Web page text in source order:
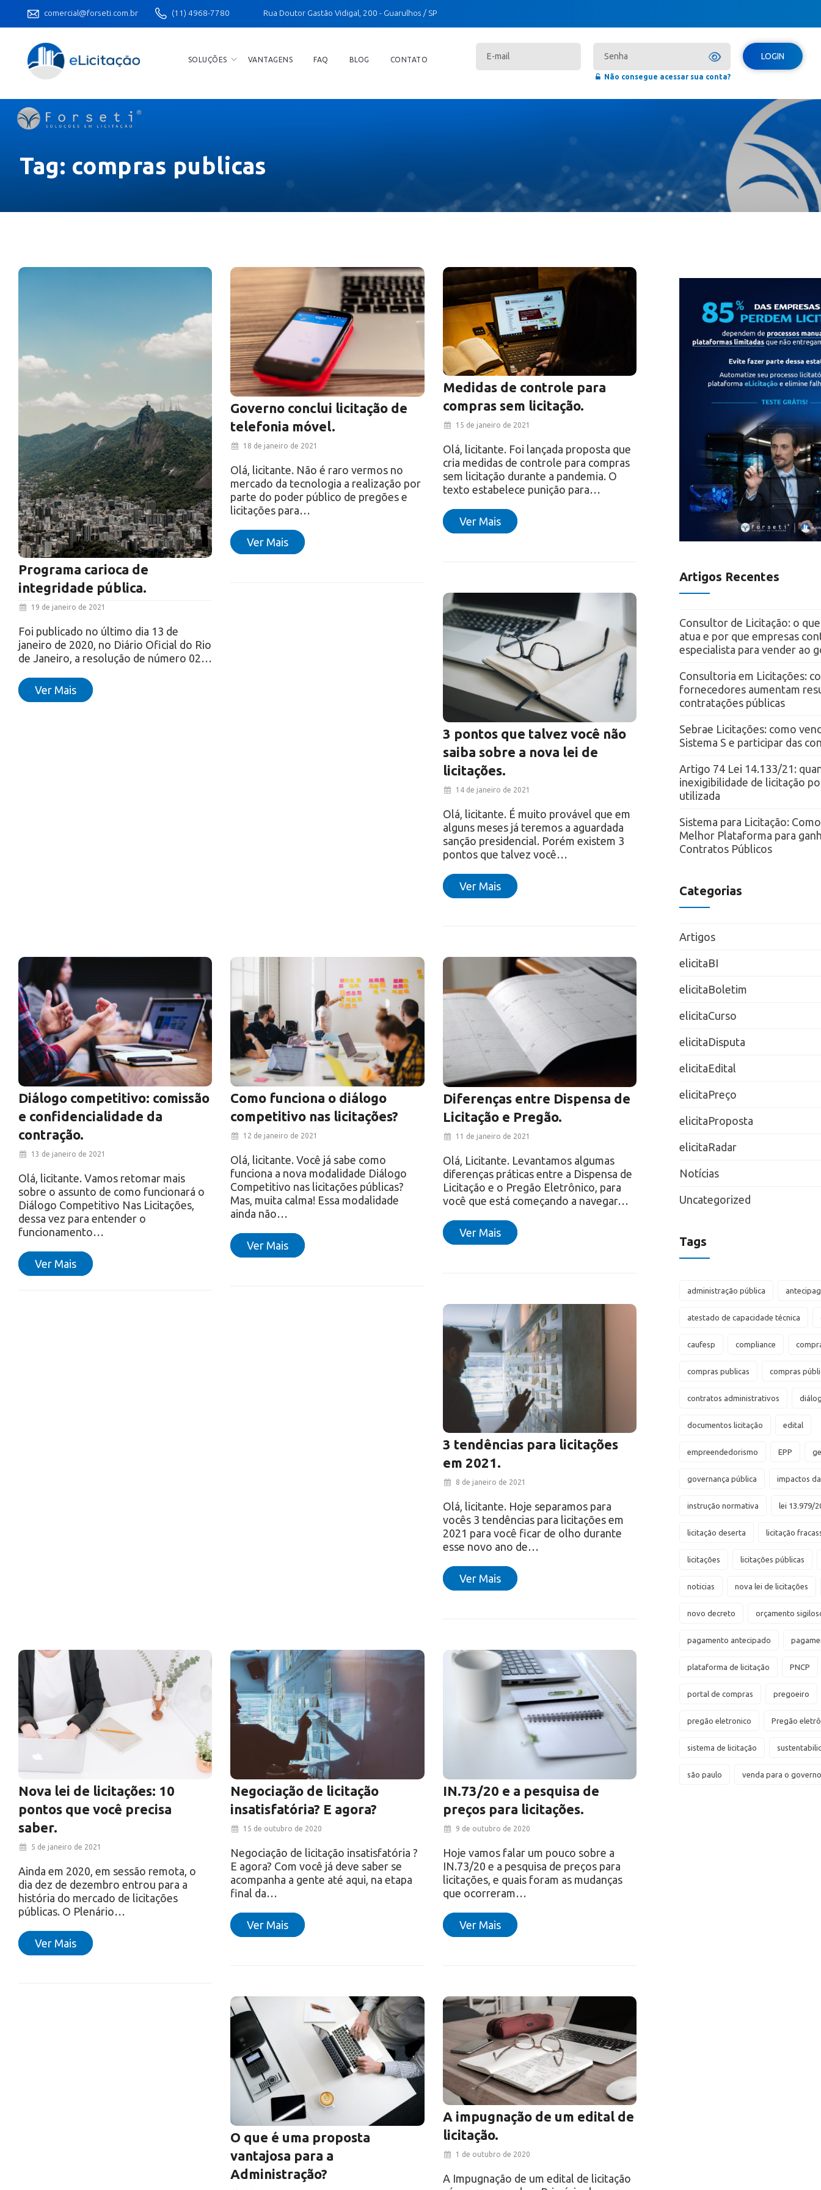
comercial@forseti.com.br (11) 4968-7780 Rua Doutor Gastão Vidigal, 200 - Guarulhos / SP
SOLUÇÕES VANTAGENS FAQ BLOG CONTATO
Não consegue acessar sua conta?
LOGIN
Tag: compras publicas
Programa carioca de
integridade pública.
19 de janeiro de 2021
Foi publicado no último dia 13 de
janeiro de 2020, no Diário Oficial do Rio
de Janeiro, a resolução de número 02…
Ver Mais
Governo conclui licitação de
telefonia móvel.
18 de janeiro de 2021
Olá, licitante. Não é raro vermos no
mercado da tecnologia a realização por
parte do poder público de pregões e
licitações para…
Ver Mais
Medidas de controle para
compras sem licitação.
15 de janeiro de 2021
Olá, licitante. Foi lançada proposta que
cria medidas de controle para compras
sem licitação durante a pandemia. O
texto estabelece punição para…
Ver Mais
3 pontos que talvez você não
saiba sobre a nova lei de
licitações.
14 de janeiro de 2021
Olá, licitante. É muito provável que em
alguns meses já teremos a aguardada
sanção presidencial. Porém existem 3
pontos que talvez você…
Ver Mais
Diálogo competitivo: comissão
e confidencialidade da
contração.
13 de janeiro de 2021
Olá, licitante. Vamos retomar mais
sobre o assunto de como funcionará o
Diálogo Competitivo Nas Licitações,
dessa vez para entender o
funcionamento…
Ver Mais
Como funciona o diálogo
competitivo nas licitações?
12 de janeiro de 2021
Olá, licitante. Você já sabe como
funciona a nova modalidade Diálogo
Competitivo nas licitações públicas?
Mas, muita calma! Essa modalidade
ainda não…
Ver Mais
Diferenças entre Dispensa de
Licitação e Pregão.
11 de janeiro de 2021
Olá, Licitante. Levantamos algumas
diferenças práticas entre a Dispensa de
Licitação e o Pregão Eletrônico, para
você que está começando a navegar…
Ver Mais
3 tendências para licitações
em 2021.
8 de janeiro de 2021
Olá, licitante. Hoje separamos para
vocês 3 tendências para licitações em
2021 para você ficar de olho durante
esse novo ano de…
Ver Mais
Nova lei de licitações: 10
pontos que você precisa
saber.
5 de janeiro de 2021
Ainda em 2020, em sessão remota, o
dia dez de dezembro entrou para a
história do mercado de licitações
públicas. O Plenário…
Ver Mais
Negociação de licitação
insatisfatória? E agora?
15 de outubro de 2020
Negociação de licitação insatisfatória ?
E agora? Com você já deve saber se
acompanha a gente até aqui, na etapa
final da…
Ver Mais
IN.73/20 e a pesquisa de
preços para licitações.
9 de outubro de 2020
Hoje vamos falar um pouco sobre a
IN.73/20 e a pesquisa de preços para
licitações, e quais foram as mudanças
que ocorreram…
Ver Mais
O que é uma proposta
vantajosa para a
Administração?
A impugnação de um edital de
licitação.
1 de outubro de 2020
A Impugnação de um edital de licitação
Artigos Recentes
Consultor de Licitação: o
atua e por que empresas
especialista para vender ao
Consultoria em Licitações:
fornecedores aumentam
contratações públicas
Sebrae Licitações: como
Sistema S e participar das
Artigo 74 Lei 14.133/21:
inexigibilidade de licitação
utilizada
Sistema para Licitação:
Melhor Plataforma para
Contratos Públicos
Categorias
Artigos
elicitaBI
elicitaBoletim
elicitaCurso
elicitaDisputa
elicitaEdital
elicitaPreço
elicitaProposta
elicitaRadar
Notícias
Uncategorized
Tags
administração pública
atestado de capacidade técnica
caufesp compliance
compras publicas compras
contratos administrativos
documentos licitação edital
empreendedorismo EPP
governança pública impactos
instrução normativa lei 13.979/
licitação deserta licitação
licitações licitações públicas
noticias nova lei de licitações
novo decreto orçamento
pagamento antecipado
plataforma de licitação PNCP
portal de compras pregoeiro
pregão eletronico Pregão
sistema de licitação
são paulo venda para o governo